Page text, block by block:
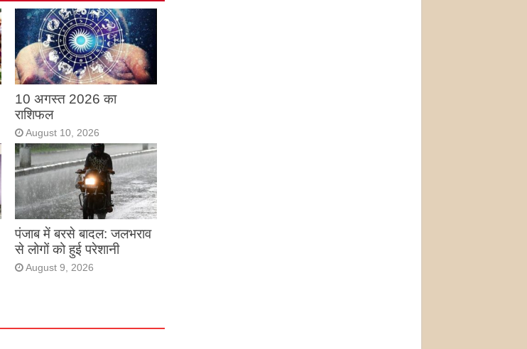
10 अगस्त 2026 का
राशिफल
August 10, 2026
पंजाब में बरसे बादल: जलभराव
से लोगों को हुई परेशानी
August 9, 2026